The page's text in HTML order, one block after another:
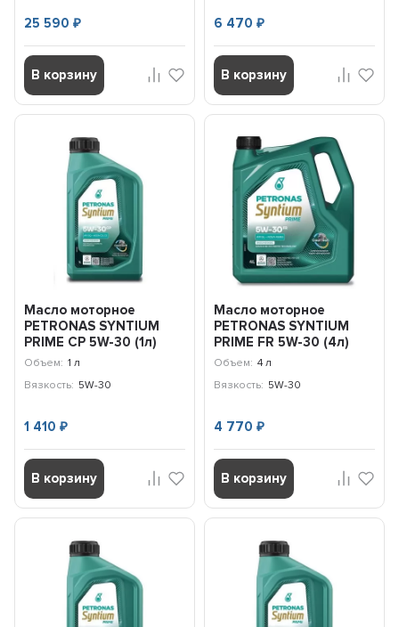
25 590₽
В корзину
6 470 ₽
В корзину
Масло моторное
PETRONAS SYNTIUM
PRIME CP 5W-30 (1л)
71233E18EU
Объем: 1 л
Вязкость: 5W-30
1 410₽
В корзину
Масло моторное
PETRONAS SYNTIUM
PRIME FR 5W-30 (4л)
71241K1YEU
Объем: 4 л
Вязкость: 5W-30
4 770 ₽
В корзину